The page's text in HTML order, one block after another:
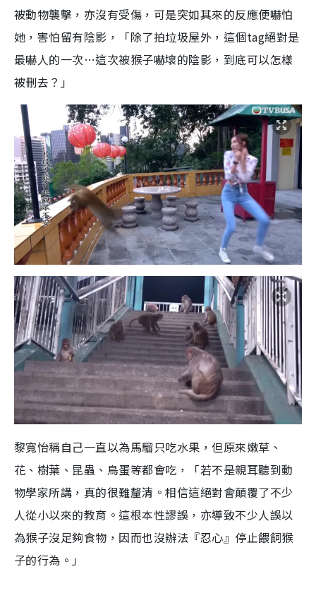
被動物襲擊，亦沒有受傷，可是突如其來的反應便嚇怕
她，害怕留有陰影，「除了拍垃圾屋外，這個tag絕對是
最嚇人的一次…這次被猴子嚇壞的陰影，到底可以怎樣
被刪去？」
黎寬怡稱自己一直以為馬騮只吃水果，但原來嫩草、
花、樹葉、昆蟲、鳥蛋等都會吃，「若不是親耳聽到動
物學家所講，真的很難釐清。相信這絕對會顛覆了不少
人從小以來的教育。這根本性謬誤，亦導致不少人誤以
為猴子沒足夠食物，因而也沒辦法『忍心』停止餵飼猴
子的行為。」